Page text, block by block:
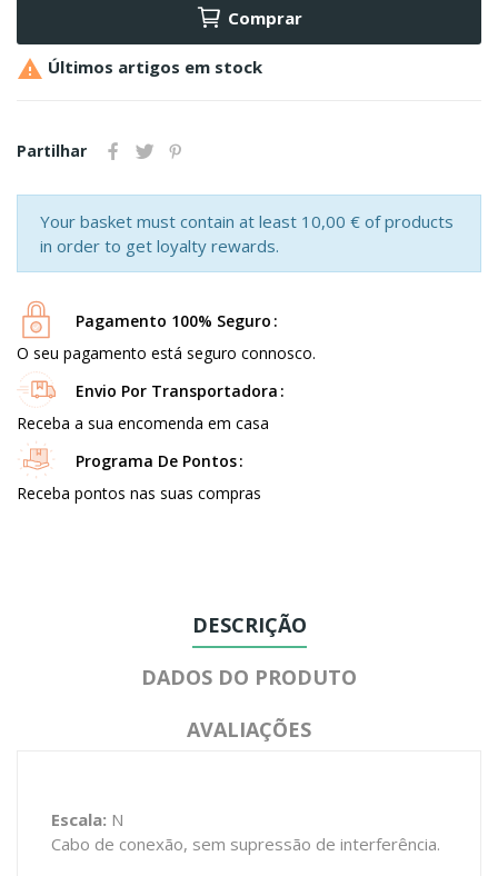
Comprar
 Últimos artigos em stock
Partilhar
Your basket must contain at least 10,00 € of products
in order to get loyalty rewards.
Pagamento 100% Seguro
O seu pagamento está seguro connosco.
Envio Por Transportadora
Receba a sua encomenda em casa
Programa De Pontos
Receba pontos nas suas compras
DESCRIÇÃO
DADOS DO PRODUTO
AVALIAÇÕES
Escala: N
Cabo de conexão, sem supressão de interferência.